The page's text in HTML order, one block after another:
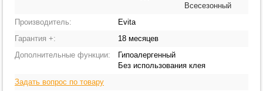
Всесезонный
Производитель:
Evita
Гарантия +:
18 месяцев
Дополнительные функции:
Гипоалергенный
Без использования клея
Задать вопрос по товару